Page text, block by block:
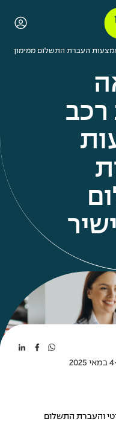
העברת התשלום ממימון
רכב
והעברת התשלום